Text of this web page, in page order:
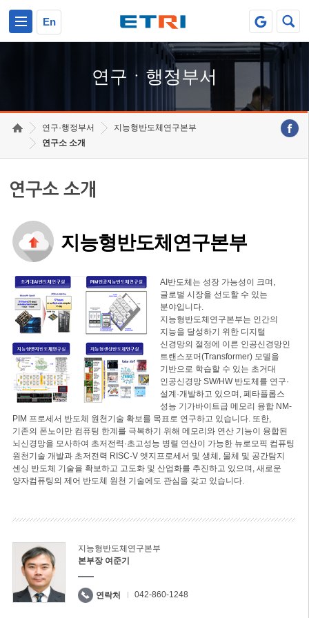
En
연구ㆍ행정부서
연구·행정부서
지능형반도체연구본부
연구소 소개
연구소 소개
지능형반도체연구본부
AI반도체는 성장 가능성이 크며,
글로벌 시장을 선도할 수 있는
분야입니다.
지능형반도체연구본부는 인간의
지능을 달성하기 위한 디지털
신경망의 절정에 이른 인공신경망인
트랜스포머(Transformer) 모델을
기반으로 학습할 수 있는 초거대
인공신경망 SW/HW 반도체를 연구·
설계·개발하고 있으며, 페타플롭스
성능 기가바이트급 메모리 융합 NM-
PIM 프로세서 반도체 원천기술 확보를 목표로 연구하고 있습니다. 또한,
기존의 폰노이만 컴퓨팅 한계를 극복하기 위해 메모리와 연산 기능이 융합된
뇌신경망을 모사하여 초저전력·초고성능 병렬 연산이 가능한 뉴로모픽 컴퓨팅
원천기술 개발과 초저전력 RISC-V 엣지프로세서 및 생체, 물체 및 공간탐지
센싱 반도체 기술을 확보하고 고도화 및 산업화를 추진하고 있으며, 새로운
양자컴퓨팅의 제어 반도체 원천 기술에도 관심을 갖고 있습니다.
지능형반도체연구본부
본부장 여준기
연락처 042-860-1248